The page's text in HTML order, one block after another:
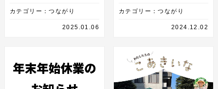
カテゴリー：つながり
2025.01.06
カテゴリー：つながり
2024.12.02